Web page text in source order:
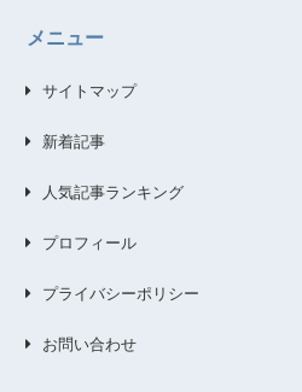
メニュー
サイトマップ
新着記事
人気記事ランキング
プロフィール
プライバシーポリシー
お問い合わせ